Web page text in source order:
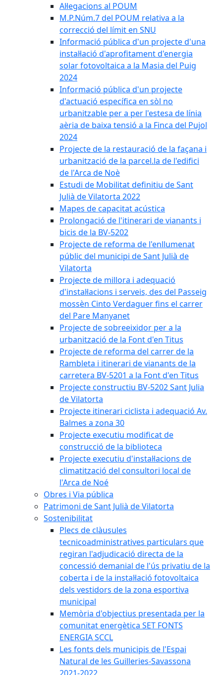
Al·legacions al POUM
M.P.Núm.7 del POUM relativa a la
correcció del límit en SNU
Informació pública d'un projecte d'una
instal·lació d'aprofitament d'energia
solar fotovoltaica a la Masia del Puig
2024
Informació pública d'un projecte
d'actuació específica en sòl no
urbanitzable per a per l'estesa de línia
aèria de baixa tensió a la Finca del Pujol
2024
Projecte de la restauració de la façana i
urbanització de la parcel.la de l'edifici
de l'Arca de Noè
Estudi de Mobilitat definitiu de Sant
Julià de Vilatorta 2022
Mapes de capacitat acústica
Prolongació de l'itinerari de vianants i
bicis de la BV-5202
Projecte de reforma de l'enllumenat
públic del municipi de Sant Julià de
Vilatorta
Projecte de millora i adequació
d'instal·lacions i serveis, des del Passeig
mossèn Cinto Verdaguer fins el carrer
del Pare Manyanet
Projecte de sobreeixidor per a la
urbanització de la Font d'en Titus
Projecte de reforma del carrer de la
Rambleta i itinerari de vianants de la
carretera BV-5201 a la Font d'en Titus
Projecte constructiu BV-5202 Sant Julia
de Vilatorta
Projecte itinerari ciclista i adequació Av.
Balmes a zona 30
Projecte executiu modificat de
construcció de la biblioteca
Projecte executiu d'instal·lacions de
climatització del consultori local de
l'Arca de Noé
Obres i Via pública
Patrimoni de Sant Julià de Vilatorta
Sostenibilitat
Plecs de clàusules
tecnicoadministratives particulars que
regiran l'adjudicació directa de la
concessió demanial de l'ús privatiu de la
coberta i de la instal·lació fotovoltaica
dels vestidors de la zona esportiva
municipal
Memòria d'objectius presentada per la
comunitat energètica SET FONTS
ENERGIA SCCL
Les fonts dels municipis de l'Espai
Natural de les Guilleries-Savassona